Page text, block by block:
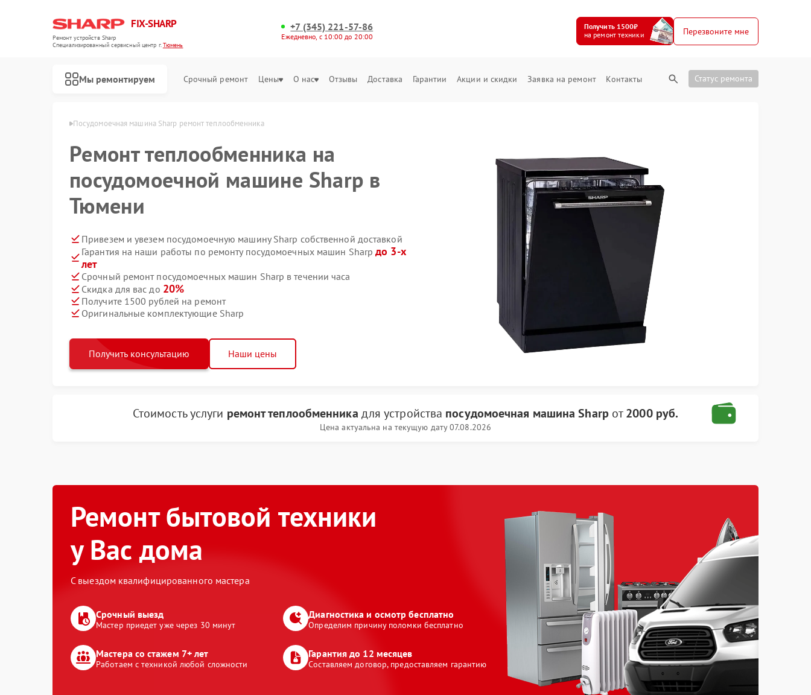
FIX-SHARP
Ремонт устройств Sharp
Специализированный cервисный центр г.Тюмень
+7 (345) 221-57-86
Ежедневно, с 10:00 до 20:00
Получить 1500₽
на ремонт техники
Перезвоните мне
Мы ремонтируем Срочный ремонт Цены О нас Отзывы Доставка Гарантии Акции и скидки Заявка на ремонт Контакты Статус ремонта
Посудомоечная машина Sharp ремонт теплообменника
Ремонт теплообменника на
посудомоечной машине Sharp в
Тюмени
Привезем и увезем посудомоечную машину Sharp собственной доставкой
Гарантия на наши работы по ремонту посудомоечных машин Sharpдо 3-х
лет
Срочный ремонт посудомоечных машин Sharp в течении часа
Скидка для вас до 20%
Получите 1500 рублей на ремонт
Оригинальные комплектующие Sharp
Получить консультацию Наши цены
Стоимость услуги ремонт теплообменника для устройства посудомоечная машина Sharpот2000 руб.
Цена актуальна на текущую дату 07.08.2026
Ремонт бытовой техники
у Вас дома
С выездом квалифицированного мастера
Срочный выезд
Мастер приедет уже через 30 минут
Диагностика и осмотр бесплатно
Определим причину поломки бесплатно
Мастера со стажем 7+ лет
Работаем с техникой любой сложности
Гарантия до 12 месяцев
Составляем договор, предоставляем гарантию